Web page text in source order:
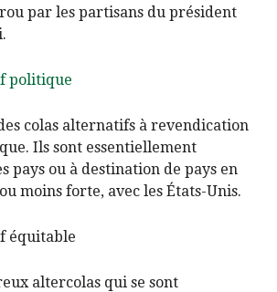
par les partisans du président
politique
colas alternatifs à revendication
Ils sont essentiellement
pays ou à destination de pays en
moins forte, avec les États-Unis.
équitable
altercolas qui se sont